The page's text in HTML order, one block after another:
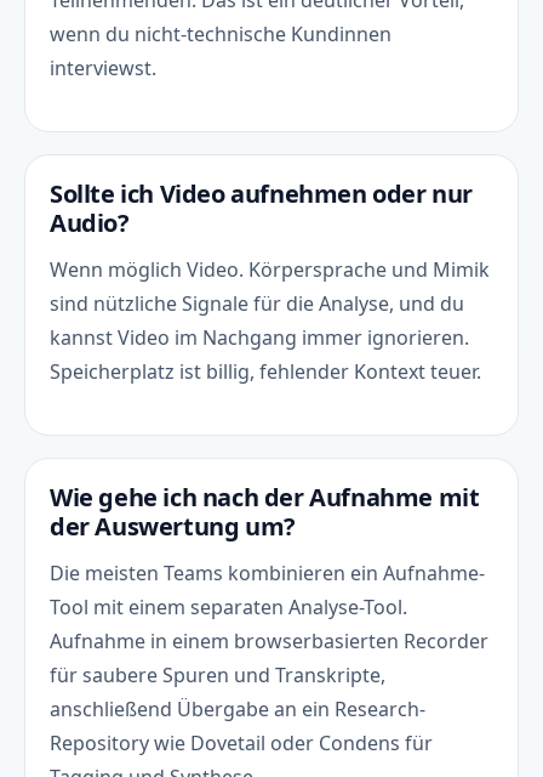
wenn du nicht-technische Kundinnen
interviewst.
Sollte ich Video aufnehmen oder nur
Audio?
Wenn möglich Video. Körpersprache und Mimik
sind nützliche Signale für die Analyse, und du
kannst Video im Nachgang immer ignorieren.
Speicherplatz ist billig, fehlender Kontext teuer.
Wie gehe ich nach der Aufnahme mit
der Auswertung um?
Die meisten Teams kombinieren ein Aufnahme-
Tool mit einem separaten Analyse-Tool.
Aufnahme in einem browserbasierten Recorder
für saubere Spuren und Transkripte,
anschließend Übergabe an ein Research-
Repository wie Dovetail oder Condens für